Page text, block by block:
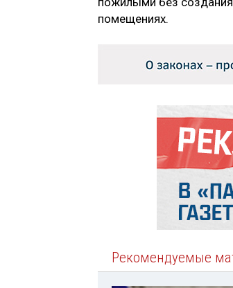
помещениях.
Рекомендуемые